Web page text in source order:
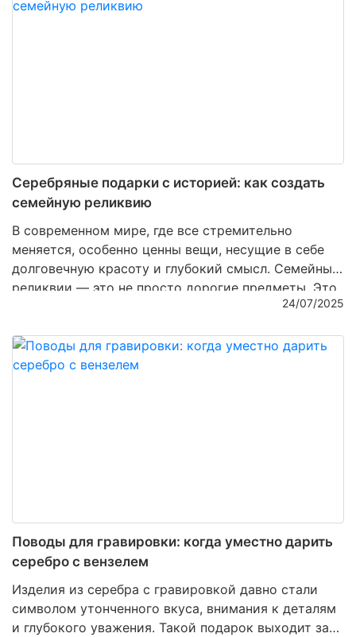
эстетический и культурный феномен. Откуда
Серебряные подарки с историей: как создать
семейную реликвию
В современном мире, где все стремительно
меняется, особенно ценны вещи, несущие в себе
долговечную красоту и глубокий смысл. Семейные
реликвии — это не просто дорогие предметы. Это
память, передающаяся из поколения в поколение.
реликвии является серебро. Этот металл — не
только эстетически привлекателен, но и обладает
24/07/2025
Поводы для гравировки: когда уместно дарить
серебро с вензелем
Изделия из серебра с гравировкой давно стали
символом утонченного вкуса, внимания к деталям
и глубокого уважения. Такой подарок выходит за